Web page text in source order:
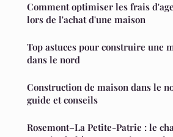
Comment optimiser les frais
lors de l'achat d'une maison
Top astuces pour construire une
dans le nord
Construction de maison dans le
guide et conseils
Rosemont–La Petite-Patrie : le